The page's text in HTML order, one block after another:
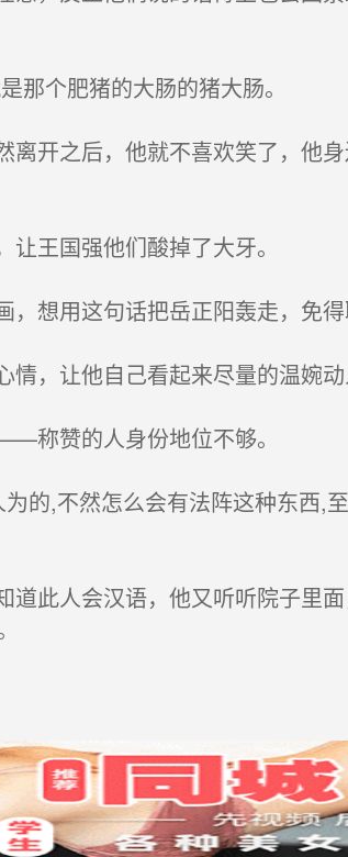
那个肥猪的大肠的猪大肠。
开之后，他就不喜欢笑了，他
王国强他们酸掉了大牙。
想用这句话把岳正阳轰走，免得
，让他自己看起来尽量的温婉动
称赞的人身份地位不够。
的,不然怎么会有法阵这种东西,
此人会汉语，他又听听院子里